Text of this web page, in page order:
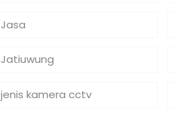
Jasa
Jatiuwung
jenis kamera cctv